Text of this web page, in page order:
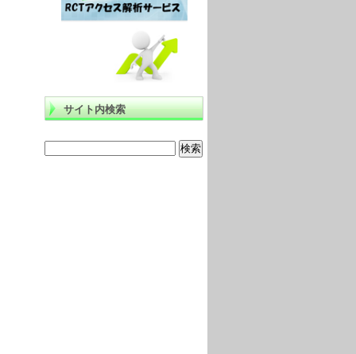
サイト内検索